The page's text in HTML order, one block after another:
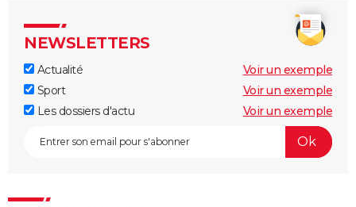
NEWSLETTERS
Actualité
Voir un exemple
Sport
Voir un exemple
Les dossiers d'actu
Voir un exemple